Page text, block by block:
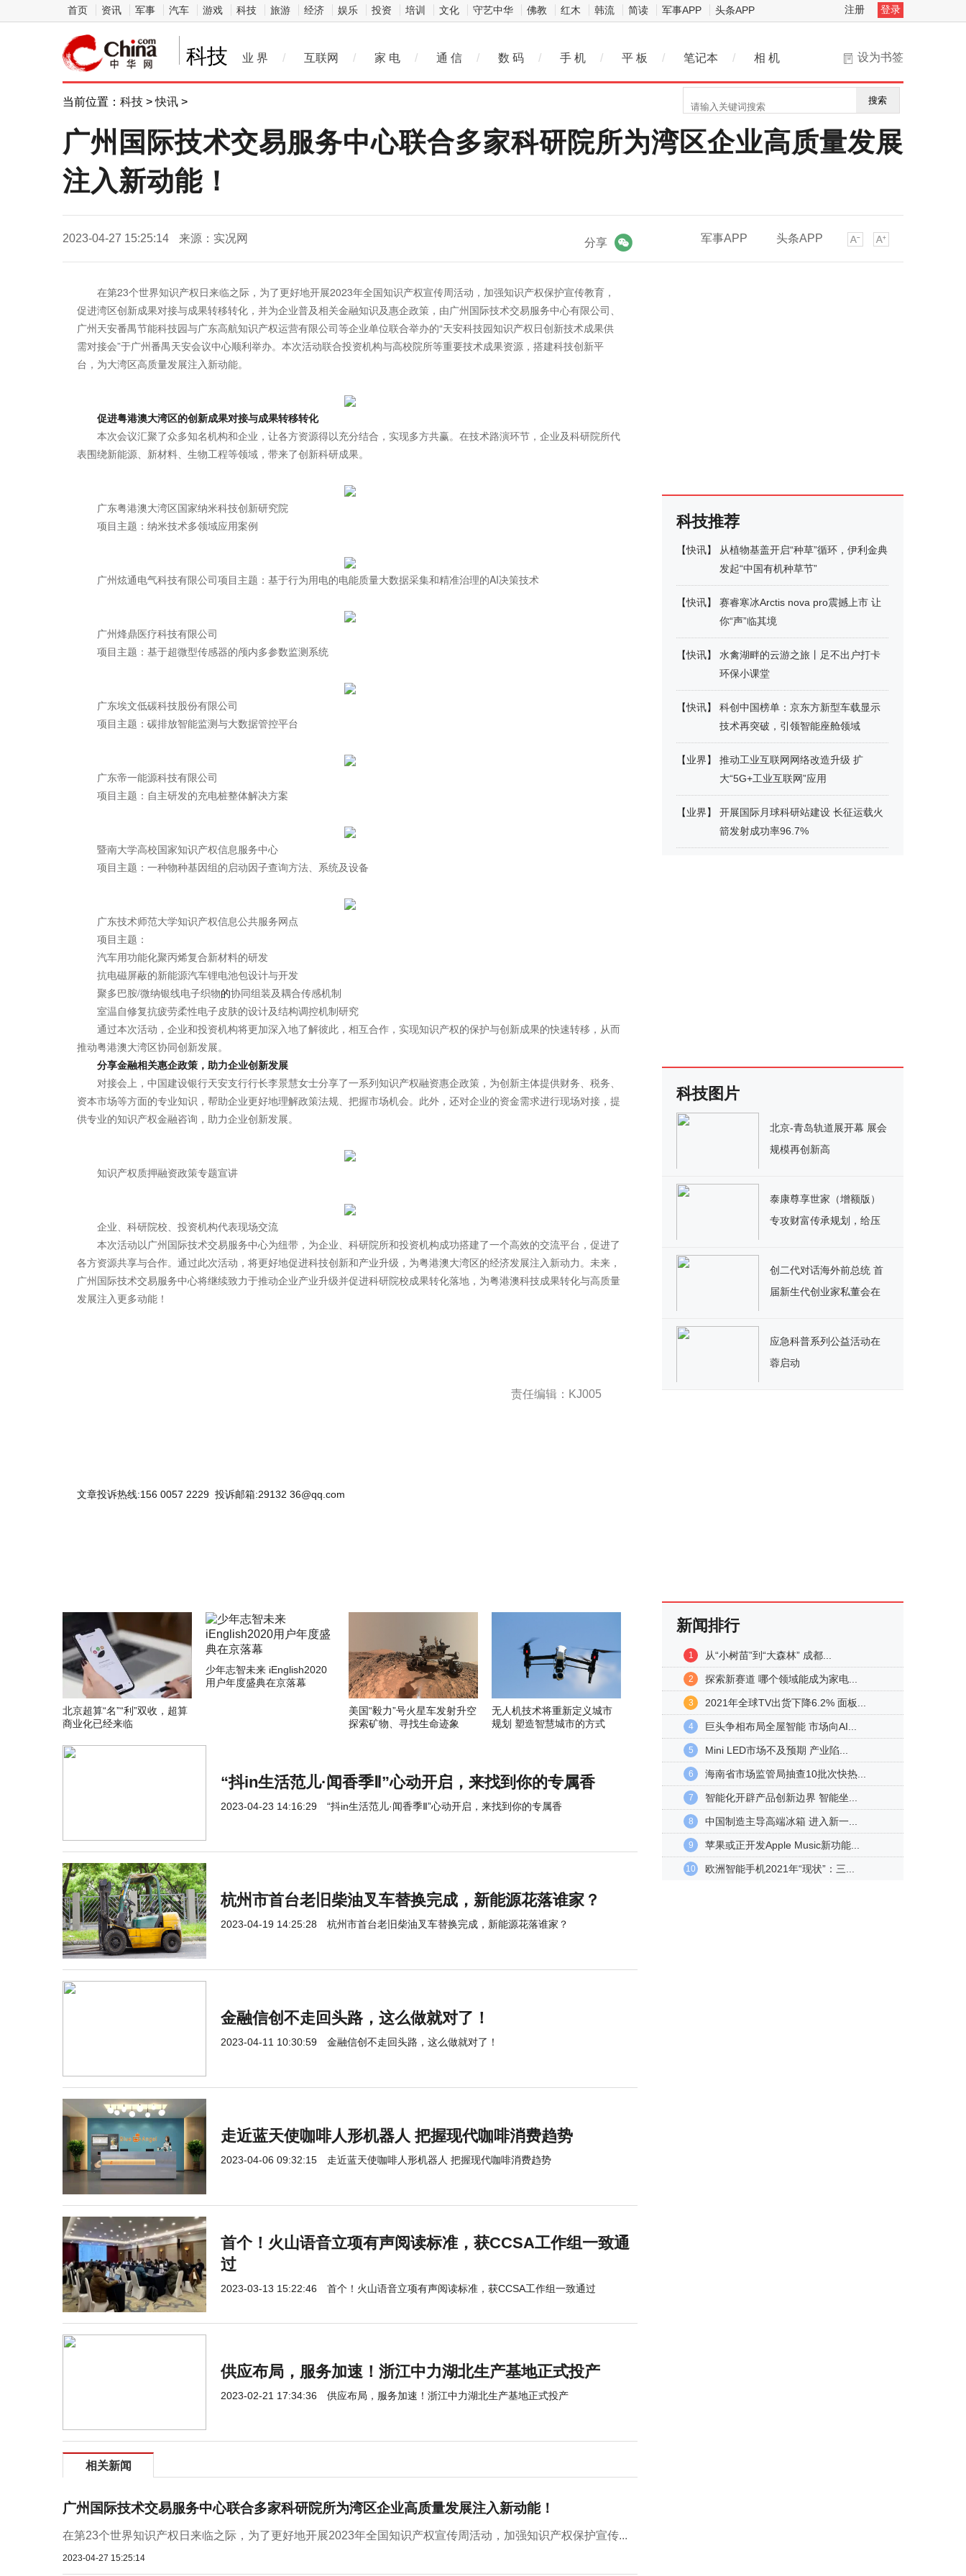
首页 资讯 军事 汽车 游戏 科技 旅游 经济 娱乐 投资 培训 文化 守艺中华 佛教 红木 韩流 简读 军事APP 头条APP 注册 登录
科技 设为书签
业 界 / 互联网 / 家 电 / 通 信 / 数 码 / 手 机 / 平 板 / 笔记本 / 相 机
当前位置： 科技 >快讯 > 搜索
广州国际技术交易服务中心联合多家科研院所为湾区企业高质量发展
注入新动能！
2023-04-27 15:25:14 来源：实况网 军事APP 头条APP
分享
在第23个世界知识产权日来临之际，为了更好地开展2023年全国知识产权宣传周活动，加强知识产权保护宣传教育，
促进湾区创新成果对接与成果转移转化，并为企业普及相关金融知识及惠企政策，由广州国际技术交易服务中心有限公司、
广州天安番禺节能科技园与广东高航知识产权运营有限公司等企业单位联合举办的“天安科技园知识产权日创新技术成果供
需对接会”于广州番禺天安会议中心顺利举办。本次活动联合投资机构与高校院所等重要技术成果资源，搭建科技创新平
台，为大湾区高质量发展注入新动能。
促进粤港澳大湾区的创新成果对接与成果转移转化
本次会议汇聚了众多知名机构和企业，让各方资源得以充分结合，实现多方共赢。在技术路演环节，企业及科研院所代
表围绕新能源、新材料、生物工程等领域，带来了创新科研成果。
广东粤港澳大湾区国家纳米科技创新研究院
项目主题：纳米技术多领域应用案例
广州炫通电气科技有限公司项目主题：基于行为用电的电能质量大数据采集和精准治理的AI决策技术
广州烽鼎医疗科技有限公司
项目主题：基于超微型传感器的颅内多参数监测系统
广东埃文低碳科技股份有限公司
项目主题：碳排放智能监测与大数据管控平台
广东帝一能源科技有限公司
项目主题：自主研发的充电桩整体解决方案
暨南大学高校国家知识产权信息服务中心
项目主题：一种物种基因组的启动因子查询方法、系统及设备
广东技术师范大学知识产权信息公共服务网点
项目主题：
汽车用功能化聚丙烯复合新材料的研发
抗电磁屏蔽的新能源汽车锂电池包设计与开发
聚多巴胺/微纳银线电子织物的协同组装及耦合传感机制
室温自修复抗疲劳柔性电子皮肤的设计及结构调控机制研究
通过本次活动，企业和投资机构将更加深入地了解彼此，相互合作，实现知识产权的保护与创新成果的快速转移，从而
推动粤港澳大湾区协同创新发展。
分享金融相关惠企政策，助力企业创新发展
对接会上，中国建设银行天安支行行长李景慧女士分享了一系列知识产权融资惠企政策，为创新主体提供财务、税务、
资本市场等方面的专业知识，帮助企业更好地理解政策法规、把握市场机会。此外，还对企业的资金需求进行现场对接，提
供专业的知识产权金融咨询，助力企业创新发展。
知识产权质押融资政策专题宣讲
企业、科研院校、投资机构代表现场交流
本次活动以广州国际技术交易服务中心为纽带，为企业、科研院所和投资机构成功搭建了一个高效的交流平台，促进了
各方资源共享与合作。通过此次活动，将更好地促进科技创新和产业升级，为粤港澳大湾区的经济发展注入新动力。未来，
广州国际技术交易服务中心将继续致力于推动企业产业升级并促进科研院校成果转化落地，为粤港澳科技成果转化与高质量
发展注入更多动能！
责任编辑：KJ005
文章投诉热线:156 0057 2229 投诉邮箱:29132 36@qq.com
北京超算“名”“利”双收，超算
商业化已经来临
少年志智未来 iEnglish2020
用户年度盛典在京落幕
美国“毅力”号火星车发射升空
探索矿物、寻找生命迹象
无人机技术将重新定义城市
规划 塑造智慧城市的方式
“抖in生活范儿·闻香季Ⅱ”心动开启，来找到你的专属香
2023-04-23 14:16:29 “抖in生活范儿·闻香季Ⅱ”心动开启，来找到你的专属香
杭州市首台老旧柴油叉车替换完成，新能源花落谁家？
2023-04-19 14:25:28 杭州市首台老旧柴油叉车替换完成，新能源花落谁家？
金融信创不走回头路，这么做就对了！
2023-04-11 10:30:59 金融信创不走回头路，这么做就对了！
走近蓝天使咖啡人形机器人 把握现代咖啡消费趋势
2023-04-06 09:32:15 走近蓝天使咖啡人形机器人 把握现代咖啡消费趋势
首个！火山语音立项有声阅读标准，获CCSA工作组一致通
过
2023-03-13 15:22:46 首个！火山语音立项有声阅读标准，获CCSA工作组一致通过
供应布局，服务加速！浙江中力湖北生产基地正式投产
2023-02-21 17:34:36 供应布局，服务加速！浙江中力湖北生产基地正式投产
相关新闻
广州国际技术交易服务中心联合多家科研院所为湾区企业高质量发展注入新动能！
在第23个世界知识产权日来临之际，为了更好地开展2023年全国知识产权宣传周活动，加强知识产权保护宣传...
2023-04-27 15:25:14
科技推荐
【快讯】
从植物基盖开启“种草”循环，伊利金典
发起“中国有机种草节”
【快讯】
赛睿寒冰Arctis nova pro震撼上市 让
你“声”临其境
【快讯】
水禽湖畔的云游之旅丨足不出户打卡
环保小课堂
【快讯】
科创中国榜单：京东方新型车载显示
技术再突破，引领智能座舱领域
【业界】
推动工业互联网网络改造升级 扩
大“5G+工业互联网”应用
【业界】
开展国际月球科研站建设 长征运载火
箭发射成功率96.7%
科技图片
北京-青岛轨道展开幕 展会
规模再创新高
泰康尊享世家（增额版）
专攻财富传承规划，给压
创二代对话海外前总统 首
届新生代创业家私董会在
应急科普系列公益活动在
蓉启动
新闻排行
1 从“小树苗”到“大森林” 成都...
2 探索新赛道 哪个领域能成为家电...
3 2021年全球TV出货下降6.2% 面板...
4 巨头争相布局全屋智能 市场向AI...
5 Mini LED市场不及预期 产业陷...
6 海南省市场监管局抽查10批次快热...
7 智能化开辟产品创新边界 智能坐...
8 中国制造主导高端冰箱 进入新一...
9 苹果或正开发Apple Music新功能...
10 欧洲智能手机2021年“现状”：三...